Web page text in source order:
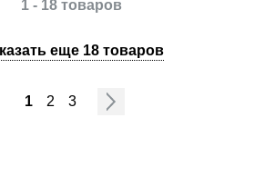
1 - 18 товаров
еще 18товаров
1 2 3